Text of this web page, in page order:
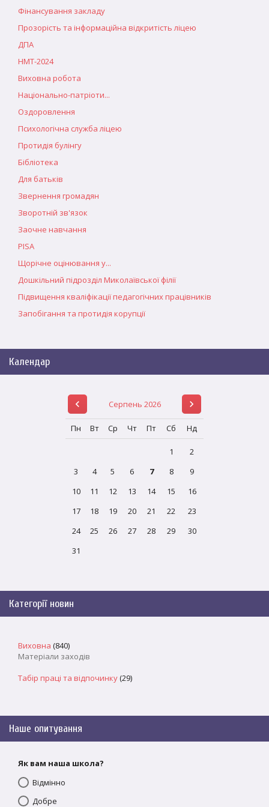
Фінансування закладу
Прозорість та інформаційна відкритість ліцею
ДПА
НМТ-2024
Виховна робота
Національно-патріоти...
Оздоровлення
Психологічна служба ліцею
Протидія булінгу
Бібліотека
Для батьків
Звернення громадян
Зворотній зв'язок
Заочне навчання
PISA
Щорічне оцінювання у...
Дошкільний підрозділ Миколаївської філії
Підвищення кваліфікації педагогічних працівників
Запобігання та протидія корупції
Календар
Серпень 2026
Пн Вт Ср Чт Пт Сб Нд
1
2
3
4 5 6 7 8
9
10
11 12 13 14 15
16
17
18 19 20 21 22
23
24
25 26 27 28 29
30
31
Категорії новин
Виховна (840)
Матеріали заходів
Табір праці та відпочинку(29)
Наше опитування
Як вам наша школа?
Відмінно
Добре